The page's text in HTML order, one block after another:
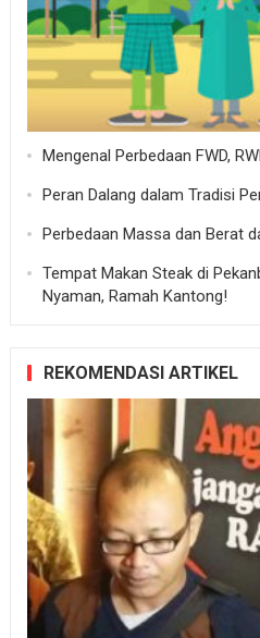
Mengenal Perbedaan FWD,
Peran Dalang dalam Tradisi
Perbedaan Massa dan Berat
Tempat Makan Steak di
Nyaman, Ramah Kantong!
REKOMENDASI ARTIKEL